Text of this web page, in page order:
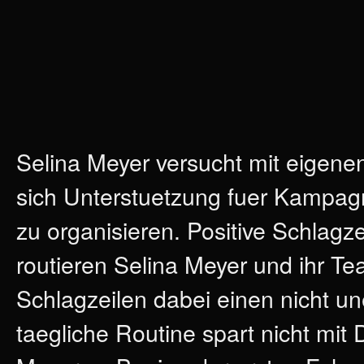
Selina Meyer versucht mit
sich Unterstuetzung fuer
zu organisieren. Positive
routieren Selina Meyer und ihr
Schlagzeilen dabei einen nicht
taegliche Routine spart nicht mit